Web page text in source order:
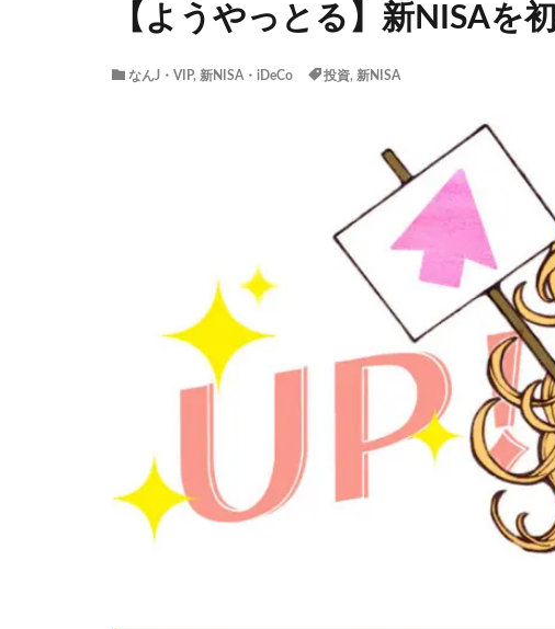
【ようやっとる】新NISAを
なんJ・VIP, 新NISA・iDeCo 投資, 新NISA